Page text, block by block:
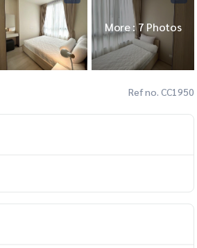
More : 7 Photos
Ref no. CC1950